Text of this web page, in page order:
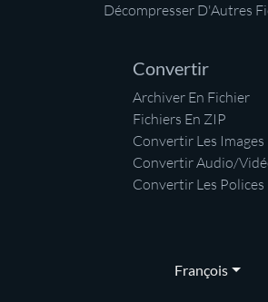
Décompresser D'Autres
Convertir
Archiver En Fichier
Fichiers En ZIP
Convertir Les Images
Convertir Audio/
Convertir Les Polices
François